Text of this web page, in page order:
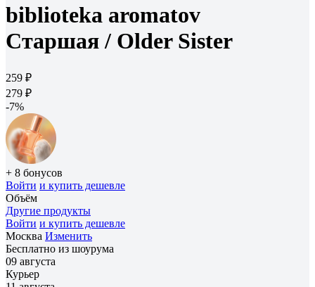
biblioteka aromatov
Старшая / Older Sister
259 ₽
279 ₽
-7%
+ 8 бонусов
Войти и купить дешевле
Объём
Другие продукты
Войти и купить дешевле
Москва Изменить
Бесплатно из шоурума
09 августа
Курьер